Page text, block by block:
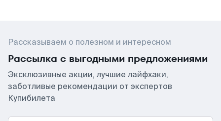
Рассказываем о полезном и интересном
Рассылка с выгодными предложениями
Эксклюзивные акции, лучшие лайфхаки,
заботливые рекомендации от экспертов
Купибилета